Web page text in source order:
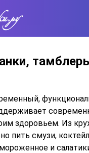
здоровьем. Из
пить смузи,
и